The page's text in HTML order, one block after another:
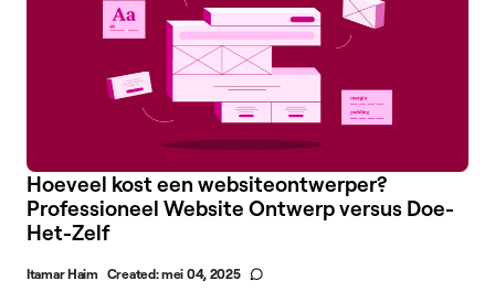
Hoeveel kost een websiteontwerper?
Professioneel Website Ontwerp versus Doe-
Het-Zelf
Itamar Haim Created:mei 04, 2025